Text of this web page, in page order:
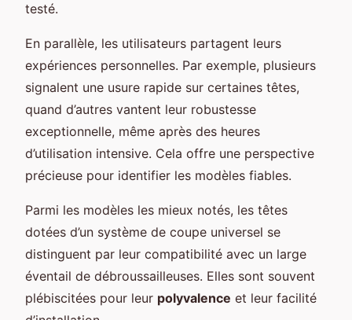
testé.
En parallèle, les utilisateurs partagent leurs
expériences personnelles. Par exemple, plusieurs
signalent une usure rapide sur certaines têtes,
quand d’autres vantent leur robustesse
exceptionnelle, même après des heures
d’utilisation intensive. Cela offre une perspective
précieuse pour identifier les modèles fiables.
Parmi les modèles les mieux notés, les têtes
dotées d’un système de coupe universel se
distinguent par leur compatibilité avec un large
éventail de débroussailleuses. Elles sont souvent
plébiscitées pour leur polyvalence et leur facilité